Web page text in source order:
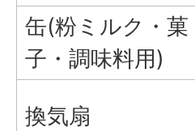
缶(粉ミルク・菓
子・調味料用)
換気扇